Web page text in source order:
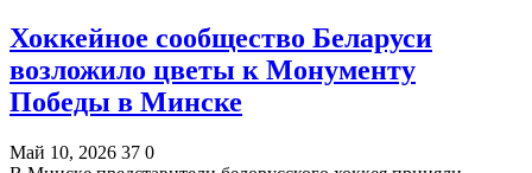
Хоккейное сообщество Беларуси
возложило цветы к Монументу
Победы в Минске
Май 10, 2026 37 0